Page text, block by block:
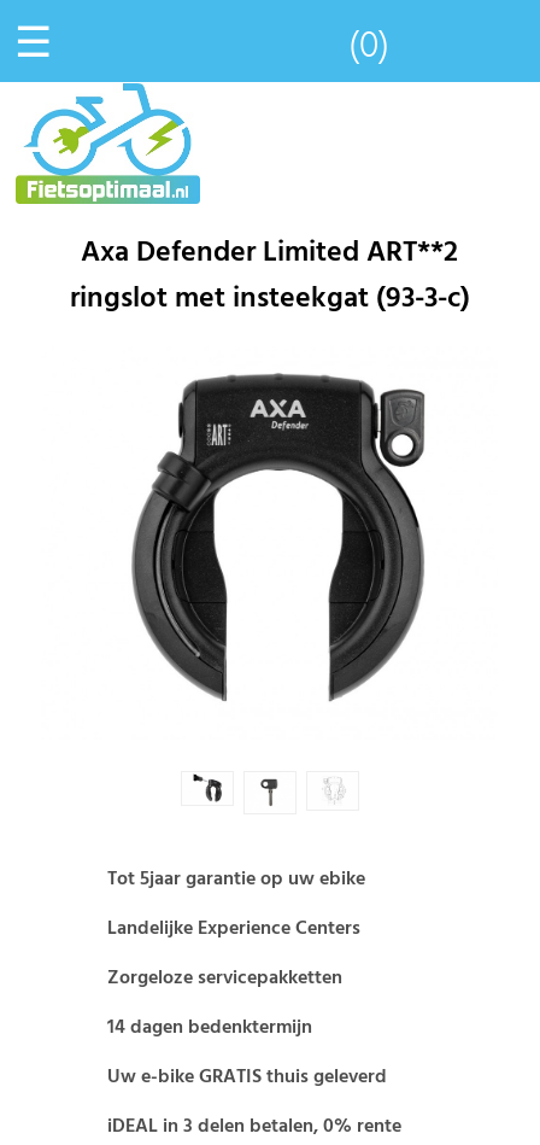
☰ (0)
Axa Defender Limited ART**2
ringslot met insteekgat (93-3-c)
Tot 5jaar garantie op uw ebike
Landelijke Experience Centers
Zorgeloze servicepakketten
14 dagen bedenktermijn
Uw e-bike GRATIS thuis geleverd
iDEAL in 3 delen betalen, 0% rente